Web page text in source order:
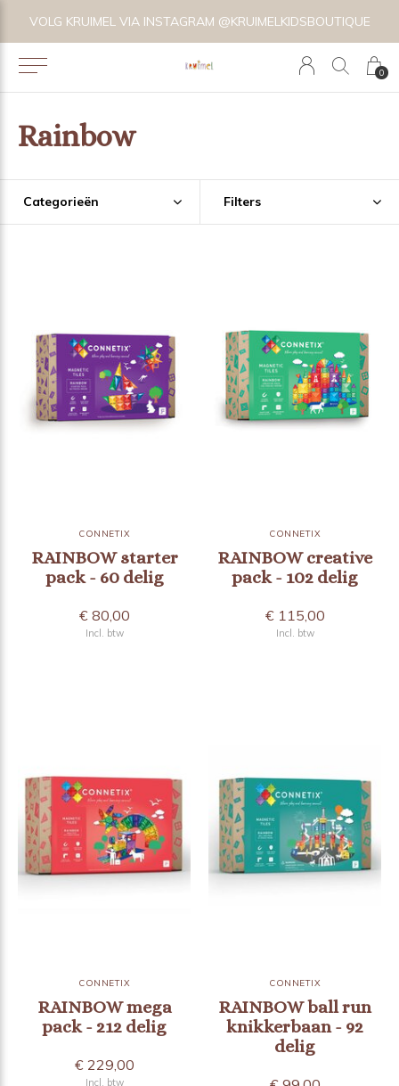
0
VOLG KRUIMEL VIA INSTAGRAM @KRUIMELKIDSBOUTIQUE
Rainbow
Categorieën Filters
CONNETIX
RAINBOW starter
pack - 60 delig
€ 80,00
Incl. btw
CONNETIX
RAINBOW creative
pack - 102 delig
€ 115,00
Incl. btw
CONNETIX
RAINBOW mega
pack - 212 delig
€ 229,00
Incl. btw
CONNETIX
RAINBOW ball run
knikkerbaan - 92
delig